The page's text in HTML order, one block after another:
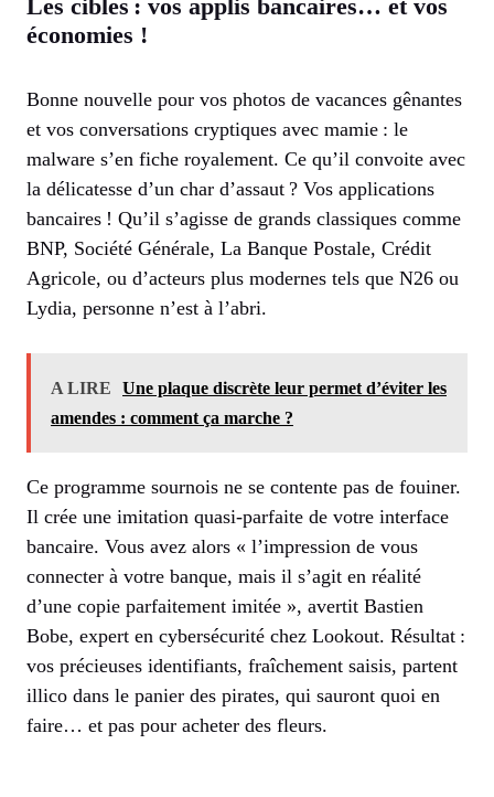
Les cibles : vos applis bancaires… et vos
économies !
Bonne nouvelle pour vos photos de vacances gênantes
et vos conversations cryptiques avec mamie : le
malware s’en fiche royalement. Ce qu’il convoite avec
la délicatesse d’un char d’assaut ? Vos applications
bancaires ! Qu’il s’agisse de grands classiques comme
BNP, Société Générale, La Banque Postale, Crédit
Agricole, ou d’acteurs plus modernes tels que N26 ou
Lydia, personne n’est à l’abri.
A LIRE
Une plaque discrète leur permet d’éviter les
amendes : comment ça marche ?
Ce programme sournois ne se contente pas de fouiner.
Il crée une imitation quasi-parfaite de votre interface
bancaire. Vous avez alors « l’impression de vous
connecter à votre banque, mais il s’agit en réalité
d’une copie parfaitement imitée », avertit Bastien
Bobe, expert en cybersécurité chez Lookout. Résultat :
vos précieuses identifiants, fraîchement saisis, partent
illico dans le panier des pirates, qui sauront quoi en
faire… et pas pour acheter des fleurs.